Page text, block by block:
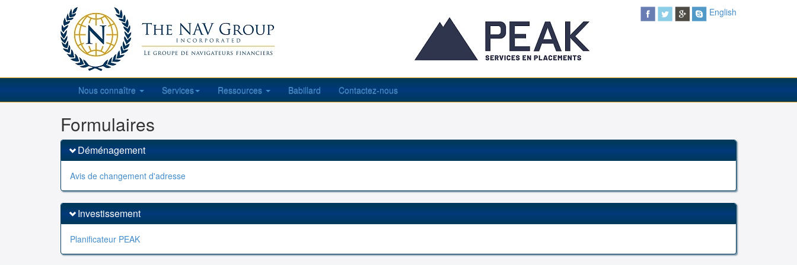
English
Nous connaître Services Ressources Babillard Contactez-nous
Formulaires
Déménagement
Avis de changement d'adresse
Investissement
Planificateur PEAK